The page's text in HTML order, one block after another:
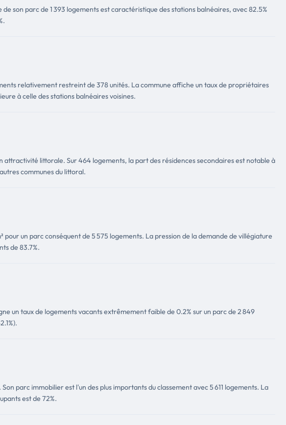
son parc de 1 393 logements est caractéristique des stations balnéaires, avec 82.5%
relativement restreint de 378 unités. La commune affiche un taux de propriétaires
à celle des stations balnéaires voisines.
littorale. Sur 464 logements, la part des résidences secondaires est notable à
communes du littoral.
un parc conséquent de 5 575 logements. La pression de la demande de villégiature
de 83.7%.
un taux de logements vacants extrêmement faible de 0.2% sur un parc de 2 849
parc immobilier est l'un des plus importants du classement avec 5 611 logements. La
est de 72%.